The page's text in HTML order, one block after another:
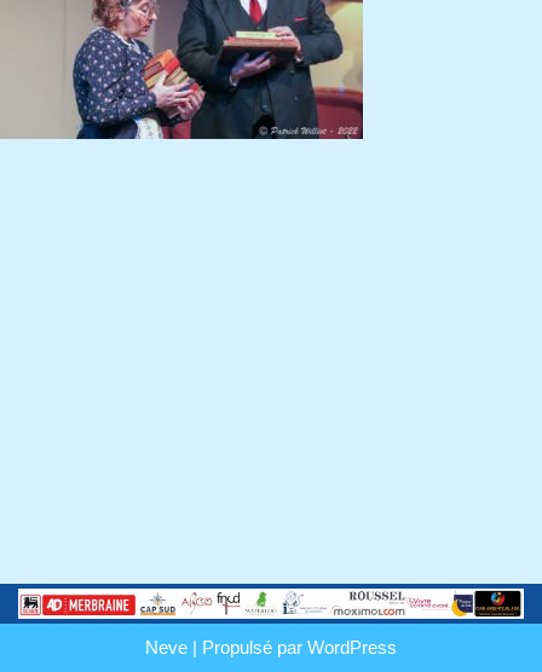
Neve | Propulsé par WordPress